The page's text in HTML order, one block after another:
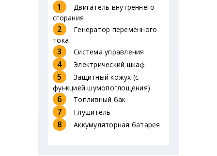
1
Двигатель внутреннего
сгорания
2
Генератор переменного
тока
3 Система управления
4 Электрический шкаф
5
Защитный кожух (с
функцией шумопоглощения)
6 Топливный бак
7 Глушитель
8 Аккумуляторная батарея